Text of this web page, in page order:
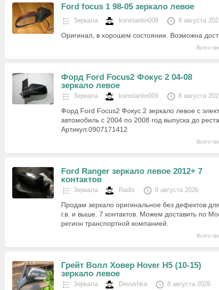
Ford focus 1 98-05 зеркало левое
Зеркала konstantin009 8 августа
Оригинал, в хорошем состоянии. Возможна
Всего
Форд Ford Focus2 Фокус 2 04-08
зеркало левое
Зеркала konstantin009 8 августа
Форд Ford Focus2 Фокус 2 зеркало левое с
автомобиль с 2004 по 2008 год выпуска до
Артикул:0907171412
Всего
Ford Ranger зеркало левое 2012+ 7
контактов
Зеркала Radis 8 августа 2026
Продам зеркало оригинальное без дефектов
г.в. и выше. 7 контактов. Можем доставить по
регион транспортной компанией.
Всего
Грейт Волл Ховер Hover Н5 (10-15)
зеркало левое
Зеркала Devushka 8 августа 2026